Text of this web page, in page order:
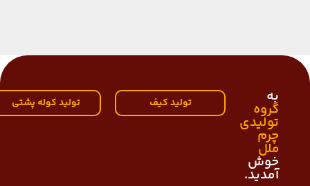
به
گروه
تولیدی
چرم
ملل
خوش
آمدید.
تولید کیف تولید کوله پشتی